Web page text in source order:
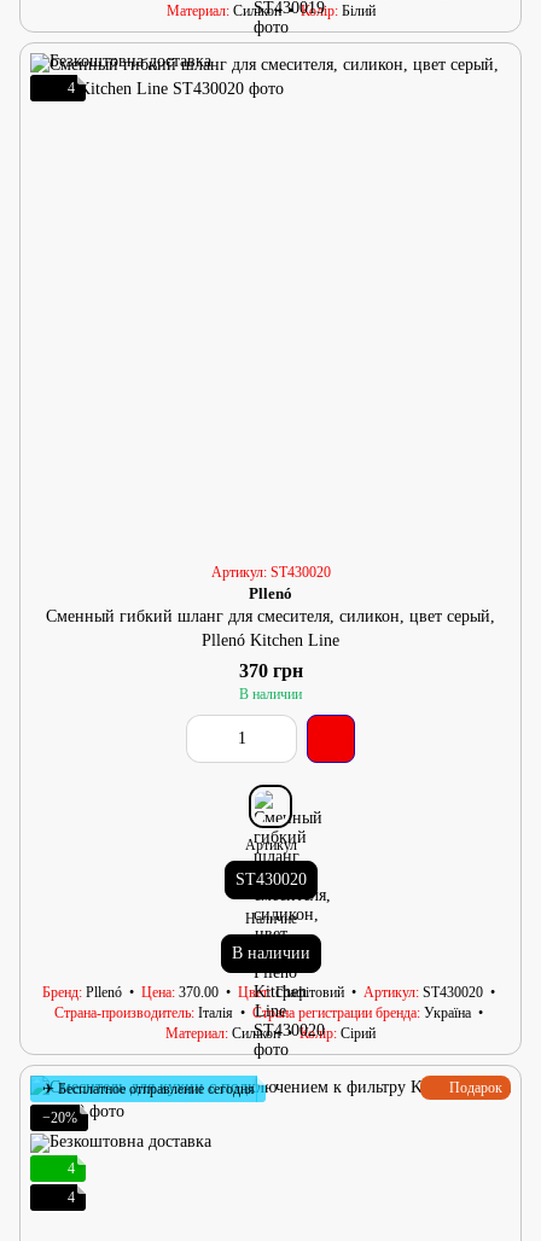
Материал Силікон Колір Білий
4
Артикул: ST430020
Pllenó
Сменный гибкий шланг для смесителя, силикон, цвет серый,
Pllenó Kitchen Line
370 грн
В наличии
Артикул
ST430020
Наличие
В наличии
Бренд Pllenó Цена 370.00 Цвет Графітовий Артикул ST430020
Страна-производитель Італія Страна регистрации бренда Україна
Материал Силікон Колір Сірий
Подарок
✈ Бесплатное отправление сегодня
−20%
4
4